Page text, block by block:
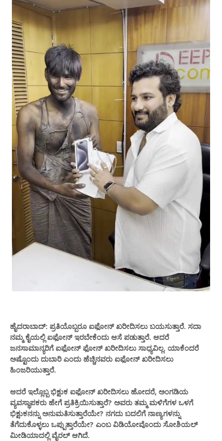
ಹೈದರಾಬಾದ್: ಪ್ರತಿಯೊಬ್ಬರೂ ಐಫೋನ್ ಖರೀದಿಸಲು ಬಯಸುತ್ತಾರೆ. ಸದಾ
ನಮ್ಮ ಕೈಯಲ್ಲಿ ಐಫೋನ್ ಇರಬೇಕೆಂದು ಆಸೆ ಪಡುತ್ತಾರೆ. ಆದರೆ
ಜನಸಾಮಾನ್ಯರಿಗೆ ಐಫೋನ್ ಫೋನ್ ಖರೀದಿಸಲು ಸಾಧ್ಯವಿಲ್ಲ. ಯಾಕೆಂದರೆ
ಅಷ್ಟೊಂದು ದುಬಾರಿ ಎಂದು ಹೆಚ್ಚಿನವರು ಐಫೋನ್​​ ಖರೀದಿಸಲು
ಹಿಂಜರಿಯುತ್ತಾರೆ.
ಆದರೆ ಇಲ್ಲೊಬ್ಬ ಭಿಕ್ಷುಕ ಐಫೋನ್ ಖರೀದಿಸಲು ಹೋದರೆ, ಅಂಗಡಿಯ
ವ್ಯವಸ್ಥಾಪಕರು ಹೇಗೆ ಪ್ರತಿಕ್ರಿಯಿಸುತ್ತಾರೆ? ಅವರು ತಮ್ಮ ಮಳಿಗೆಗಳ ಒಳಗೆ
ಭಿಕ್ಷುಕನನ್ನು ಅನುಮತಿಸುತ್ತಾರೆಯೇ? ನಗದು ಬದಲಿಗೆ ನಾಣ್ಯಗಳನ್ನು
ತೆಗೆದುಕೊಳ್ಳಲು ಒಪ್ಪುತ್ತಾರೆಯೇ? ಎಂಬ ವಿಡಿಯೋವೊಂದು ಸೋಶಿಯಲ್​​​
ಮೀಡಿಯಾದಲ್ಲಿ ವೈರಲ್​​ ಆಗಿದೆ.